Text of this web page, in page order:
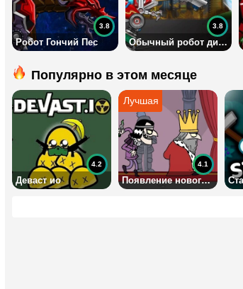
Робот Гончий Пес
3.8
Обычный робот динозавр
3.8
Популярно в этом месяце
Деваст ио
4.2
Появление нового короля
4.1